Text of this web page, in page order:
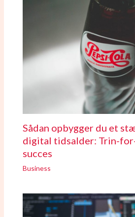
Sådan opbygger du et
digital tidsalder: Trin-
succes
Business